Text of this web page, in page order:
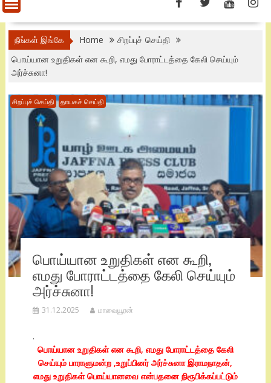
நீங்கள் இங்கே Home
சிறப்புச் செய்தி
பொய்யான உறுதிகள் என கூறி, எமது போராட்டத்தை கேலி செய்யும்
அர்ச்சுனா!
சிறப்புச் செய்தி தாயகச் செய்தி
பொய்யான உறுதிகள் என கூறி,
எமது போராட்டத்தை கேலி செய்யும்
அர்ச்சுனா!
31.12.2025 மாவையூரன்
.
பொய்யான உறுதிகள் என கூறி, எமது போராட்டத்தை கேலி
செய்யும் பாராளுமன்ற ,உறுப்பினர் அர்ச்சுனா இராமநாதன்,
எமது உறுதிகள் பொய்யானவை என்பதனை நிரூபிக்கப்பட்டும்